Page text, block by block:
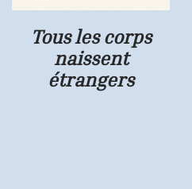
Tous les corps
naissent
étrangers